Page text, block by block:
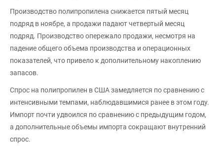
Производство полипропилена снижается пятый месяц
подряд в ноябре, а продажи падают четвертый месяц
подряд. Производство опережало продажи, несмотря на
падение общего объема производства и операционных
показателей, что привело к дополнительному накоплению
запасов.
Спрос на полипропилен в США замедляется по сравнению с
интенсивными темпами, наблюдавшимися ранее в этом году.
Импорт почти удвоился по сравнению с предыдущим годом,
а дополнительные объемы импорта сокращают внутренний
спрос.